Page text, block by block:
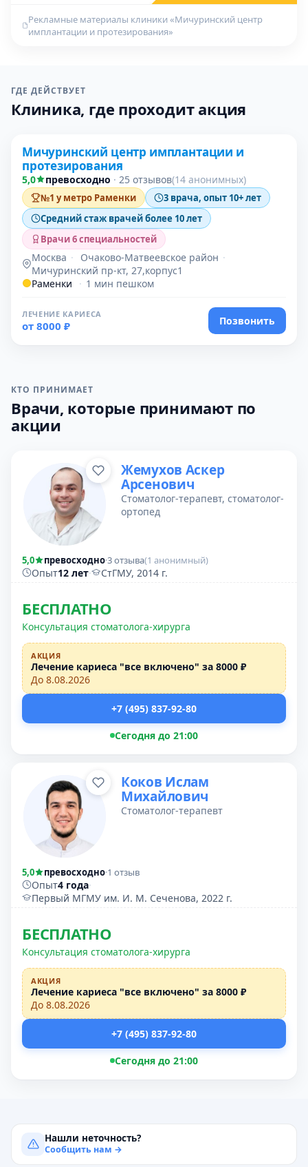
Рекламные материалы клиники «Мичуринский центр
имплантации и протезирования»
ГДЕ ДЕЙСТВУЕТ
Клиника, где проходит акция
Проверено
Мичуринский центр имплантации и
протезирования
5,0 превосходно · 25 отзывов(14 анонимных)
№1 у метро Раменки
3 врача, опыт 10+ лет
Средний стаж врачей более 10 лет
Врачи 6 специальностей
Москва · Очаково-Матвеевское район ·
Мичуринский пр-кт, 27,корпус1
Раменки
· 1 мин пешком
ЛЕЧЕНИЕ КАРИЕСА
от 8000 ₽ Позвонить
КТО ПРИНИМАЕТ
Врачи, которые принимают по
акции
Жемухов Аскер
Арсенович
Стоматолог-терапевт, стоматолог-
ортопед
5,0 превосходно·3 отзыва(1 анонимный)
Опыт12 лет· СтГМУ, 2014 г.
БЕСПЛАТНО
Консультация стоматолога-хирурга
АКЦИЯ
Лечение кариеса "все включено" за 8000 ₽
До 8.08.2026
+7 (495) 837-92-80
Сегодня до 21:00
Коков Ислам
Михайлович
Стоматолог-терапевт
5,0 превосходно·1 отзыв
Опыт4 года·
Первый МГМУ им. И. М. Сеченова, 2022 г.
БЕСПЛАТНО
Консультация стоматолога-хирурга
АКЦИЯ
Лечение кариеса "все включено" за 8000 ₽
До 8.08.2026
+7 (495) 837-92-80
Сегодня до 21:00
Нашли неточность?
Сообщить нам →